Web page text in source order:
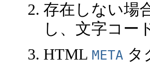
存在しない場
し、文字コー
HTML META タ